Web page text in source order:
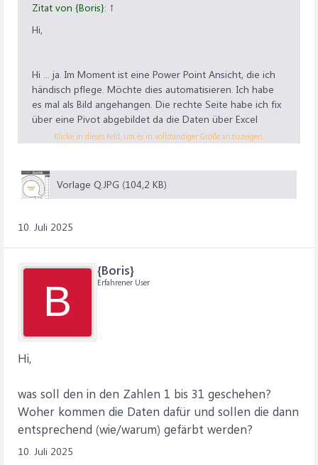
Zitat von {Boris}: ↑
Hi,
Hi ... ja. Im Moment ist eine Power Point Ansicht, die ich
händisch pflege. Möchte dies automatisieren. Ich habe
es mal als Bild angehangen. Die rechte Seite habe ich fix
über eine Pivot abgebildet da die Daten über Excel
relativ sinnig abzurufen sind.
Klicke in dieses Feld, um es in vollständiger Größe anzuzeigen.
Vorlage Q.JPG (104,2 KB)
10. Juli 2025
B
{Boris}
Erfahrener User
Hi,
was soll den in den Zahlen 1 bis 31 geschehen?
Woher kommen die Daten dafür und sollen die dann
entsprechend (wie/warum) gefärbt werden?
10. Juli 2025